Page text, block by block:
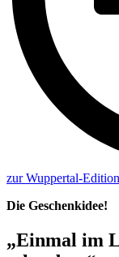
zur Wuppertal-Edition
Die Geschenkidee!
„Einmal im